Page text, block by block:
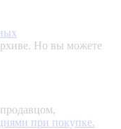
Но вы можете
при покупке.